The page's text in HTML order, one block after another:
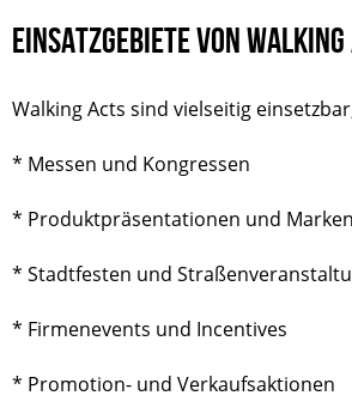
EINSATZGEBIETE VON
Walking Acts sind vielseitig
* Messen und Kongressen
* Produktpräsentationen und
* Stadtfesten und
* Firmenevents und Incentives
* Promotion- und Verkaufsaktionen